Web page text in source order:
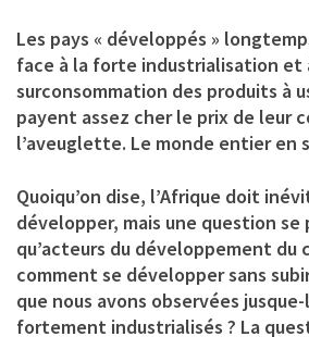
Les pays « développés »
face à la forte industrialisation et
surconsommation des produits à
payent assez cher le prix de leur
l’aveuglette. Le monde entier en
Quoiqu’on dise, l’Afrique doit
développer, mais une question
qu’acteurs du développement
comment se développer sans
que nous avons observées
fortement industrialisés ? La